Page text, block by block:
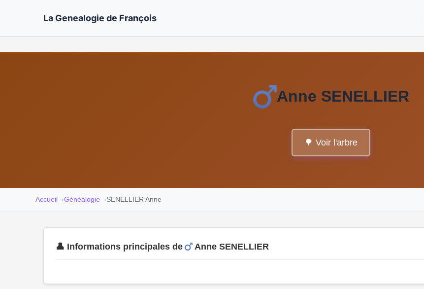
La Genealogie de François
Anne SENELLIER
🌳 Voir l'arbre
Accueil Généalogie SENELLIER Anne
👤 Informations principales de Anne SENELLIER